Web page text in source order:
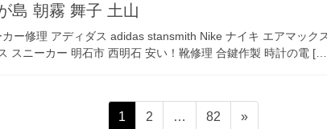
島 朝霧 舞子 土山
ー修理 アディダス adidas stansmith Nike ナイキ エアマック
スニーカー 明石市 西明石 安い！靴修理 合鍵作製 時計の電
固
1
固
2 …
固
82 »